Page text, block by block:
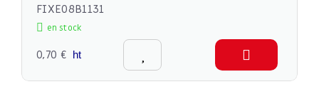
FIXE08B1131
en stock
0,70 € ht